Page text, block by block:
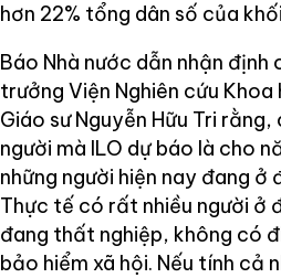
hơn 22% tổng dân số của
Báo Nhà nước dẫn nhận định
trưởng Viện Nghiên cứu Khoa
Giáo sư Nguyễn Hữu Tri
người mà ILO dự báo là cho
những người hiện nay đang
Thực tế có rất nhiều người ở
đang thất nghiệp, không có
bảo hiểm xã hội. Nếu tính cả